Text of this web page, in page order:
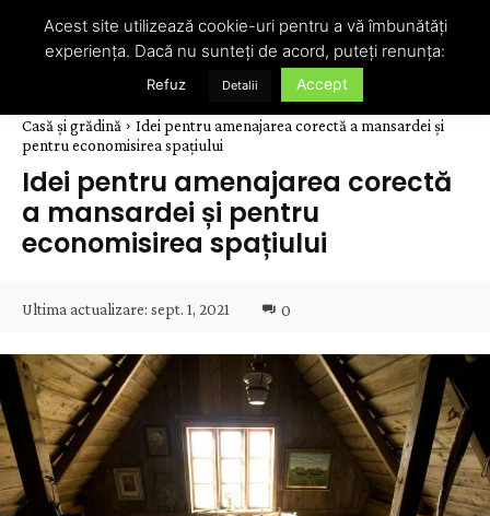
Casă și grădină
Idei pentru amenajarea corectă a mansardei și
pentru economisirea spațiului
Idei pentru amenajarea corectă
a mansardei și pentru
economisirea spațiului
Ultima actualizare: sept. 1, 2021 0
Acest site utilizează cookie-uri pentru a vă îmbunătăți
experiența. Dacă nu sunteți de acord, puteți renunța:
Refuz Detalii Accept